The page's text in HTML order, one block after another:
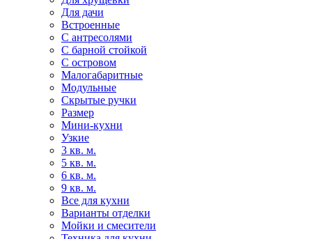
Для дачи
Встроенные
С антресолями
С барной стойкой
С островом
Малогабаритные
Модульные
Скрытые ручки
Размер
Мини-кухни
Узкие
3 кв. м.
5 кв. м.
6 кв. м.
9 кв. м.
Все для кухни
Варианты отделки
Мойки и смесители